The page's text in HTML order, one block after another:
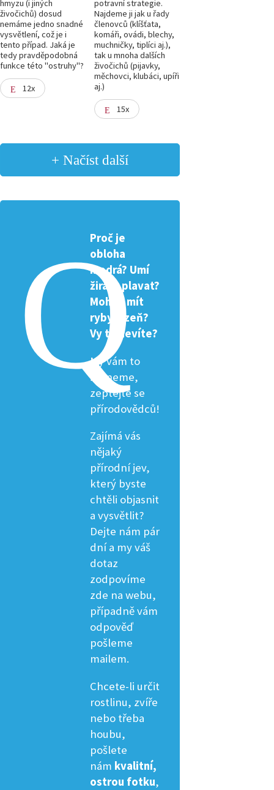
hmyzu (i jiných
živočichů) dosud
nemáme jedno snadné
vysvětlení, což je i
tento případ. Jaká je
tedy pravděpodobná
funkce této "ostruhy"?
12x
potravní strategie.
Najdeme ji jak u řady
členovců (klíšťata,
komáři, ovádi, blechy,
muchničky, tiplíci aj.),
tak u mnoha dalších
živočichů (pijavky,
měchovci, klubáci, upíři
aj.)
15x
+ Načíst další
Proč je
obloha
modrá? Umí
žirafa plavat?
Mohou mít
ryby žízeň?
Vy to nevíte?
My vám to
řekneme,
zeptejte se
přírodovědců!
Zajímá vás
nějaký
přírodní jev,
který byste
chtěli objasnit
a vysvětlit?
Dejte nám pár
dní a my váš
dotaz
zodpovíme
zde na webu,
případně vám
odpověď
pošleme
mailem.
Chcete-li určit
rostlinu, zvíře
nebo třeba
houbu,
pošlete
nám kvalitní,
ostrou fotku,